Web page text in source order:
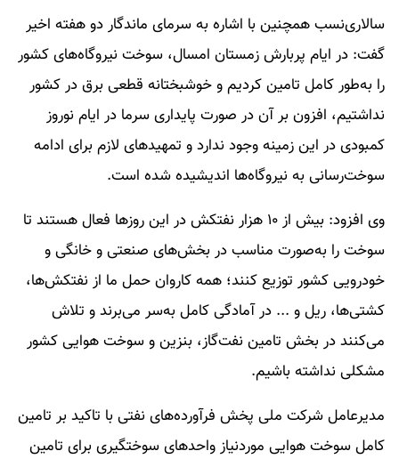
سالاری‌نسب همچنین با اشاره به سرمای ماندگار دو هفته اخیر
گفت: در ایام پربارش زمستان امسال، سوخت نیروگاه‌های کشور
را به‌طور کامل تامین کردیم و خوشبختانه قطعی برق در کشور
نداشتیم، افزون بر آن در صورت پایداری سرما در ایام نوروز
کمبودی در این زمینه وجود ندارد و تمهیدهای لازم برای ادامه
سوخت‌رسانی به نیروگاه‌ها اندیشیده شده است.
وی افزود: بیش از ۱۰ هزار نفتکش در این روزها فعال هستند تا
سوخت را به‌صورت مناسب در بخش‌های صنعتی و خانگی و
خودرویی کشور توزیع کنند؛ همه کاروان حمل ما از نفتکش‌ها،
کشتی‌ها، ریل و ... در آمادگی کامل به‌سر می‌برند و تلاش
می‌کنند در بخش تامین نفت‌گاز، بنزین و سوخت هوایی کشور
مشکلی نداشته باشیم.
مدیرعامل شرکت ملی پخش فرآورده‌های نفتی با تاکید بر تامین
کامل سوخت هوایی موردنیاز واحدهای سوختگیری برای تامین